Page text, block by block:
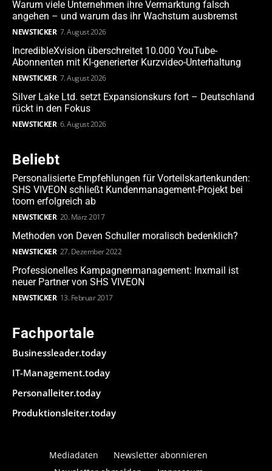
Warum viele Unternehmen ihre Vermarktung falsch
angehen – und warum das ihr Wachstum ausbremst
NEWSTICKER 7. August 2026
IncredibleXvision überschreitet 10.000 YouTube-
Abonnenten mit KI-generierter Kurzvideo-Unterhaltung
NEWSTICKER 7. August 2026
Silver Lake Ltd. setzt Expansionskurs fort – Deutschland
rückt in den Fokus
NEWSTICKER 6. August 2026
Beliebt
Personalisierte Empfehlungen für Vorteilskartenkunden:
SHS VIVEON schließt Kundenmanagement-Projekt bei
toom erfolgreich ab
NEWSTICKER 20. März 2017
Methoden von Deven Schuller moralisch bedenklich?
NEWSTICKER 27. Dezember 2022
Professionelles Kampagnenmanagement: Inxmail ist
neuer Partner von SHS VIVEON
NEWSTICKER 13. Februar 2017
Fachportale
Businessleader.today
IT-Management.today
Personalleiter.today
Produktionsleiter.today
Mediadaten
Newsletter abonnieren